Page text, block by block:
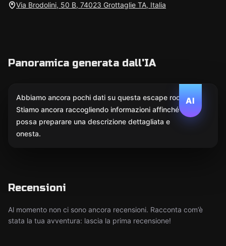
Via Brodolini, 50 B, 74023 Grottaglie TA, Italia
Panoramica generata dall'IA
AI
Abbiamo ancora pochi dati su questa escape room.
Stiamo ancora raccogliendo informazioni affinché l'IA
possa preparare una descrizione dettagliata e
onesta.
Recensioni
Al momento non ci sono ancora recensioni. Racconta com’è
stata la tua avventura: lascia la prima recensione!